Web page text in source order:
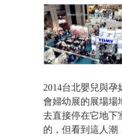
2014台北嬰兒與
會婦幼展的展場場
去直接停在它地下
的，但看到這人潮